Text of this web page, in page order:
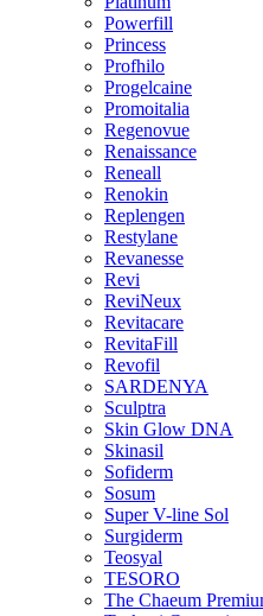
Powerfill
Princess
Profhilo
Progelcaine
Promoitalia
Regenovue
Renaissance
Reneall
Renokin
Replengen
Restylane
Revanesse
Revi
ReviNeux
Revitacare
RevitaFill
Revofil
SARDENYA
Sculptra
Skin Glow DNA
Skinasil
Sofiderm
Sosum
Super V-line Sol
Surgiderm
Teosyal
TESORO
The Chaeum